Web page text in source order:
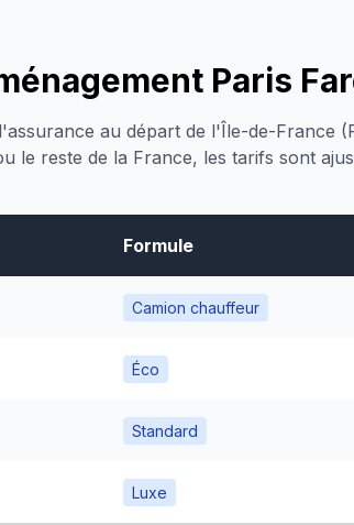
Paris
au départ de l'Île-de-France
le reste de la France, les tarifs sont
Formule
Camion chauffeur
Éco
Standard
Luxe